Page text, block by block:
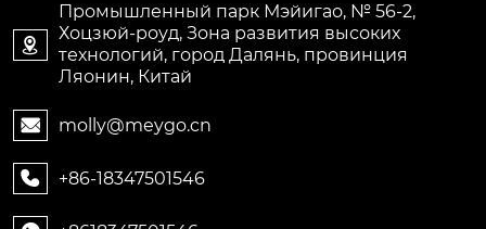

Промышленный парк Мэйигао, № 56-2,
Хоцзюй-роуд, Зона развития высоких
технологий, город Далянь, провинция
Ляонин, Китай
 molly@meygo.cn
 +86-18347501546